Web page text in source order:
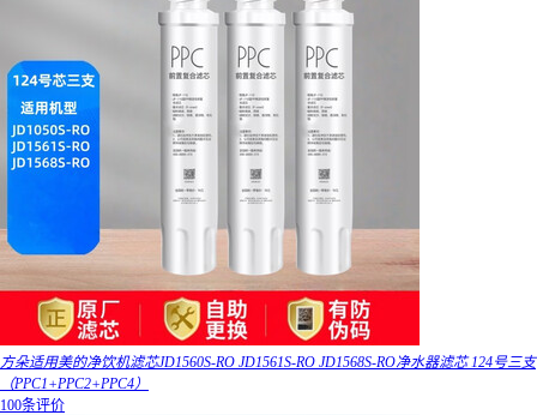
方朵适用美的净饮机滤芯JD1560S-RO JD1561S-RO JD1568S-RO净水器滤芯 124号三支
（PPC1+PPC2+PPC4）
100条评价